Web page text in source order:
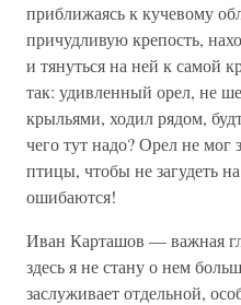
приближаясь к кучевому
причудливую крепость,
и тянуться на ней к самой
так: удивленный орел, не
крыльями, ходил рядом,
чего тут надо? Орел не
птицы, чтобы не загудеть
ошибаются!
Иван Карташов — важная
здесь я не стану о нем
заслуживает отдельной,